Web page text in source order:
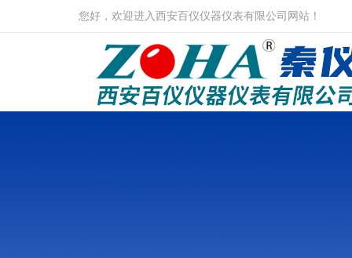
您好，欢迎进入西安百仪仪器仪表有限公司网站！